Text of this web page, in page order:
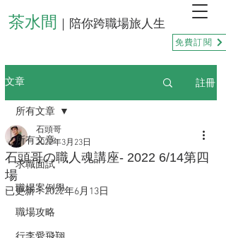
茶水間 ｜陪你跨職場旅人生
免費訂閱
文章 註冊
所有文章
求職面試
職場案例學
職場攻略
所有文章
石頭哥の職人魂講座- 2022 6/14第四
場
石頭哥
2022年3月23日
已更新：2022年6月13日